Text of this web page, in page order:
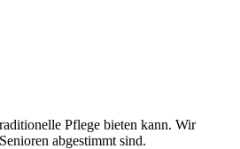
Pflege bieten kann. Wir
abgestimmt sind.